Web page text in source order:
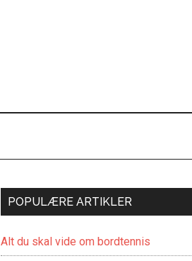
POPULÆRE ARTIKLER
Alt du skal vide om bordtennis